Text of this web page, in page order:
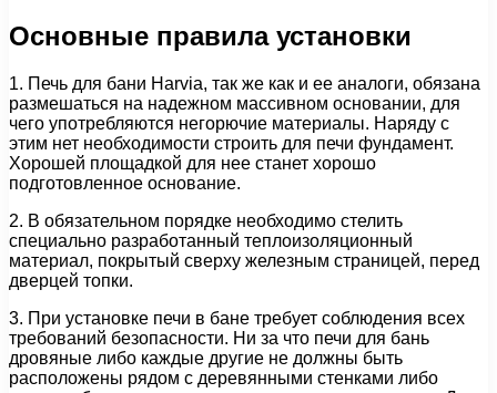
Основные правила установки
1. Печь для бани Harvia, так же как и ее аналоги, обязана
размешаться на надежном массивном основании, для
чего употребляются негорючие материалы. Наряду с
этим нет необходимости строить для печи фундамент.
Хорошей площадкой для нее станет хорошо
подготовленное основание.
2. В обязательном порядке необходимо стелить
специально разработанный теплоизоляционный
материал, покрытый сверху железным страницей, перед
дверцей топки.
3. При установке печи в бане требует соблюдения всех
требований безопасности. Ни за что печи для бань
дровяные либо каждые другие не должны быть
расположены рядом с деревянными стенками либо